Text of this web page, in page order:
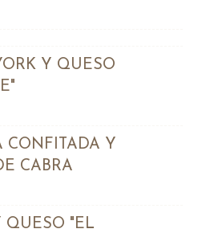
Y QUESO
CONFITADA Y
CABRA
QUESO "EL